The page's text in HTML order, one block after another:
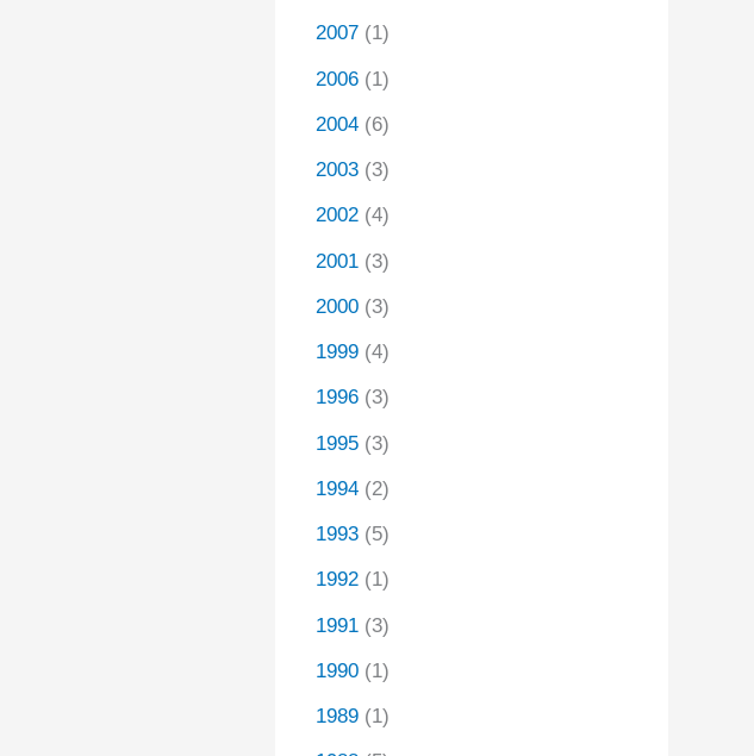
2007 (1)
2006 (1)
2004 (6)
2003 (3)
2002 (4)
2001 (3)
2000 (3)
1999 (4)
1996 (3)
1995 (3)
1994 (2)
1993 (5)
1992 (1)
1991 (3)
1990 (1)
1989 (1)